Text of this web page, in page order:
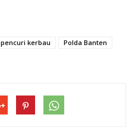
pencuri kerbau
Polda Banten